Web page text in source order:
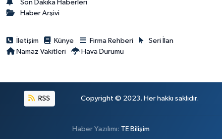
Son Dakika Haberleri
Haber Arşivi
İletişim Künye Firma Rehberi
Seri İlan
Namaz Vakitleri
Hava Durumu
RSS Copyright © 2023. Her hakkı saklıdır.
Haber Yazılımı: TE Bilişim